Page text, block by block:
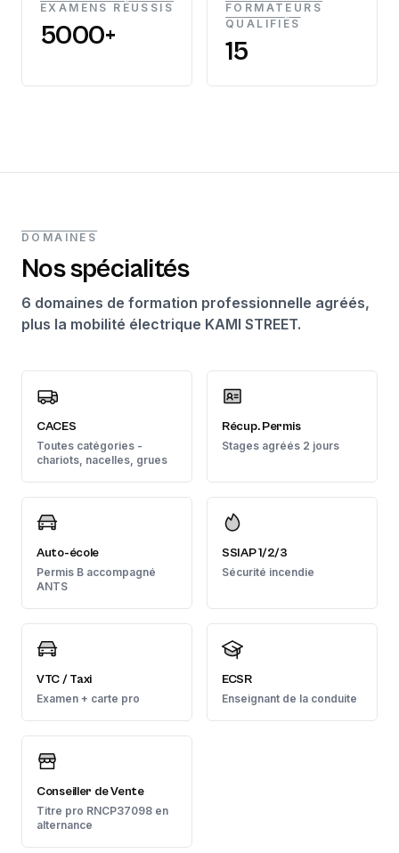
EXAMENS RÉUSSIS
5000+
FORMATEURS
QUALIFIÉS
15
DOMAINES
Nos spécialités
6 domaines de formation professionnelle agréés,
plus la mobilité électrique KAMI STREET.
CACES
Toutes catégories -
chariots, nacelles, grues
Récup. Permis
Stages agréés 2 jours
Auto-école
Permis B accompagné
ANTS
SSIAP 1/2/3
Sécurité incendie
VTC / Taxi
Examen + carte pro
ECSR
Enseignant de la conduite
Conseiller de Vente
Titre pro RNCP37098 en
alternance